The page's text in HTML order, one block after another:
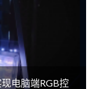
电脑端RGB控